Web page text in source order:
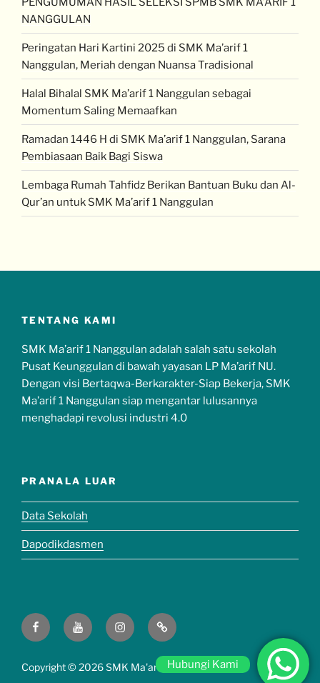
NANGGULAN
Peringatan Hari Kartini 2025 di SMK Ma’arif 1
Nanggulan, Meriah dengan Nuansa Tradisional
Halal Bihalal SMK Ma’arif 1 Nanggulan sebagai
Momentum Saling Memaafkan
Ramadan 1446 H di SMK Ma’arif 1 Nanggulan, Sarana
Pembiasaan Baik Bagi Siswa
Lembaga Rumah Tahfidz Berikan Bantuan Buku dan Al-
Qur’an untuk SMK Ma’arif 1 Nanggulan
TENTANG KAMI
SMK Ma’arif 1 Nanggulan adalah salah satu sekolah
Pusat Keunggulan di bawah yayasan LP Ma’arif NU.
Dengan visi Bertaqwa-Berkarakter-Siap Bekerja, SMK
Ma’arif 1 Nanggulan siap mengantar lulusannya
menghadapi revolusi industri 4.0
PRANALA LUAR
Data Sekolah
Dapodikdasmen
Copyright ©2026 SMK Ma'arif 1 Nanggulan
Hubungi Kami